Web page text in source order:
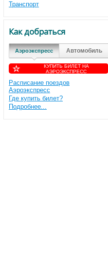
Транспорт
Как добраться
Аэроэкспресс Автомобиль
КУПИТЬ БИЛЕТ НА
АЭРОЭКСПРЕСС
Расписание поездов
Аэроэкспресс
Где купить билет?
Подробнее...